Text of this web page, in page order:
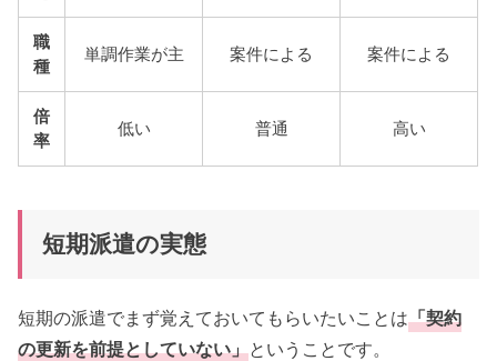
職
種
単調作業が主 案件による 案件による
倍
率
低い 普通 高い
短期派遣の実態
短期の派遣でまず覚えておいてもらいたいことは「契約
の更新を前提としていない」ということです。